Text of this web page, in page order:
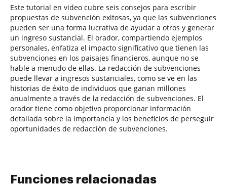
Este tutorial en video cubre seis consejos para escribir
propuestas de subvención exitosas, ya que las subvenciones
pueden ser una forma lucrativa de ayudar a otros y generar
un ingreso sustancial. El orador, compartiendo ejemplos
personales, enfatiza el impacto significativo que tienen las
subvenciones en los paisajes financieros, aunque no se
hable a menudo de ellas. La redacción de subvenciones
puede llevar a ingresos sustanciales, como se ve en las
historias de éxito de individuos que ganan millones
anualmente a través de la redacción de subvenciones. El
orador tiene como objetivo proporcionar información
detallada sobre la importancia y los beneficios de perseguir
oportunidades de redacción de subvenciones.
Funciones relacionadas